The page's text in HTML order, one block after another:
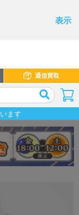
表示
通信買取
ます